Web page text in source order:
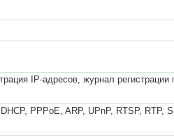
IP-адресов, журнал регистрации
PPPoE, ARP, UPnP, RTSP, RTP,